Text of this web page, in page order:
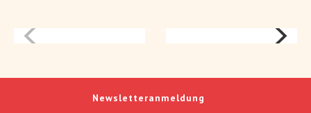
Newsletteranmeldung